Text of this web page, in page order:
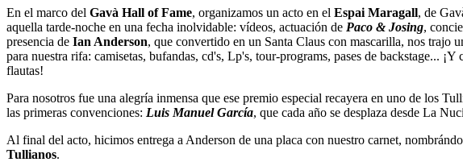
En el marco del Gavà Hall of Fame, organizamos un acto en el Espai Maragall, de
aquella tarde-noche en una fecha inolvidable: vídeos, actuación de Paco & Josing,
presencia de Ian Anderson, que convertido en un Santa Claus con mascarilla, nos trajo
para nuestra rifa: camisetas, bufandas, cd's, Lp's, tour-programs, pases de backstage... ¡Y
flautas!
Para nosotros fue una alegría inmensa que ese premio especial recayera en uno de los
las primeras convenciones: Luis Manuel García, que cada año se desplaza desde La
Al final del acto, hicimos entrega a Anderson de una placa con nuestro carnet,
Tullianos.